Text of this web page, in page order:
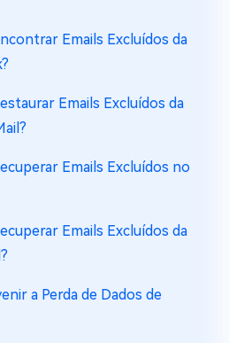
Emails Excluídos da
Emails Excluídos da
Emails Excluídos no
Emails Excluídos da
a Perda de Dados de